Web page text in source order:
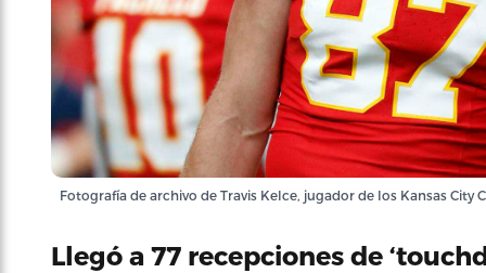
Fotografía de archivo de Travis Kelce, jugador de los Kansas City
Llegó a 77 recepciones de